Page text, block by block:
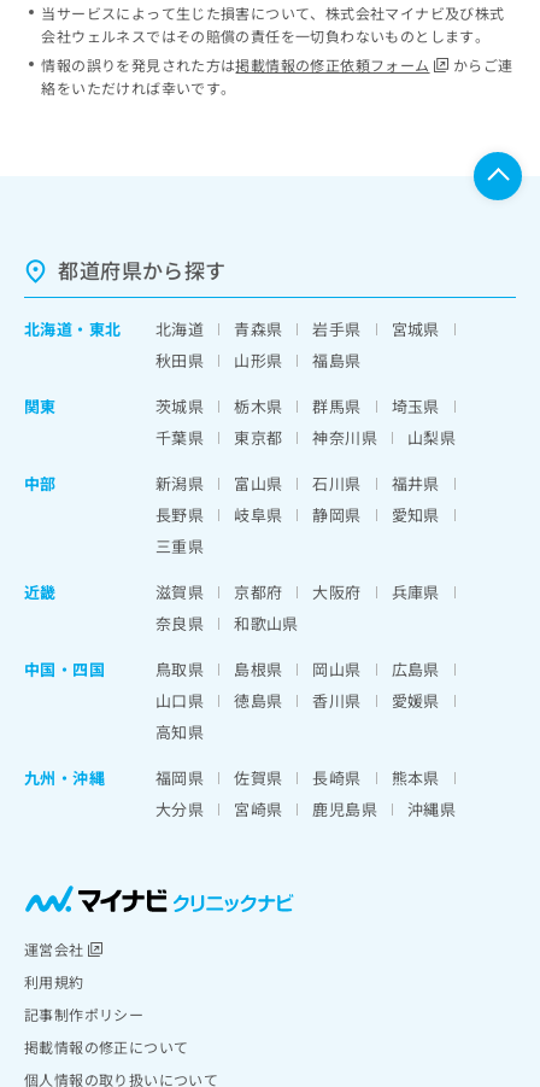
当サービスによって生じた損害について、株式会社マイナビ及び株式
会社ウェルネスではその賠償の責任を一切負わないものとします。
情報の誤りを発見された方は掲載情報の修正依頼フォーム
からご連
絡をいただければ幸いです。
都道府県から探す
北海道 ・ 東北 北海道 青森県 岩手県
宮城県
秋田県
山形県
福島県
関東
茨城県 栃木県 群馬県
埼玉県
千葉県
東京都 神奈川県
山梨県
中部
新潟県 富山県 石川県
福井県
長野県
岐阜県 静岡県
愛知県
三重県
近畿
滋賀県 京都府 大阪府
兵庫県
奈良県
和歌山県
中国・四国
鳥取県 島根県 岡山県
広島県
山口県
徳島県 香川県
愛媛県
高知県
九州・沖縄
福岡県 佐賀県 長崎県
熊本県
大分県
宮崎県 鹿児島県 沖縄県
運営会社
利用規約
記事制作ポリシー
掲載情報の修正について
個人情報の取り扱いについて